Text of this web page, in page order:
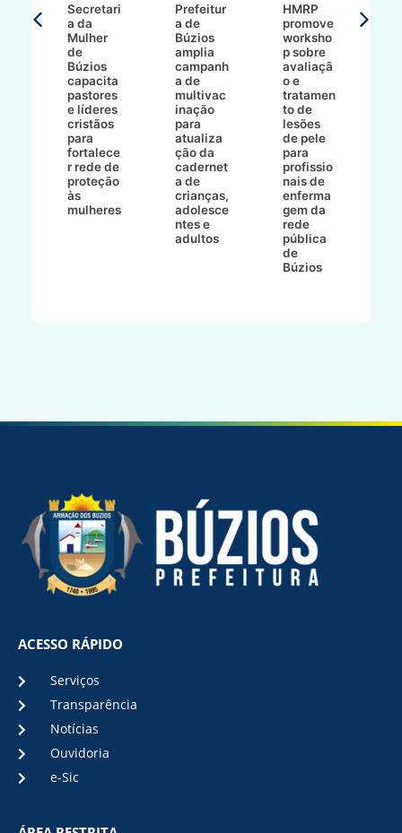
Secretari
a da
Mulher
de
Búzios
capacita
pastores
e líderes
cristãos
para
fortalece
r rede de
proteção
às
mulheres
Prefeitur
a de
Búzios
amplia
campanh
a de
multivac
inação
para
atualiza
ção da
cadernet
a de
crianças,
adolesce
ntes e
adultos
HMRP
promove
worksho
p sobre
avaliaçã
o e
tratamen
to de
lesões
de pele
para
profissio
nais de
enferma
gem da
rede
pública
de
Búzios
ACESSO RÁPIDO
Serviços
Transparência
Notícias
Ouvidoria
e-Sic